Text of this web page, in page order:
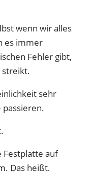
wenn wir alles
es immer
Fehler gibt,
streikt.
sehr
passieren.
Festplatte auf
Das heißt,